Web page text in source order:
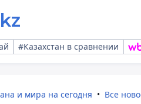
#Казахстан в сравнении
и мира на сегодня Все